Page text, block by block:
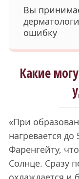
Вы
ошибку
Какие
«При
нагревается до
Фаренгейту,
Солнце. Сразу